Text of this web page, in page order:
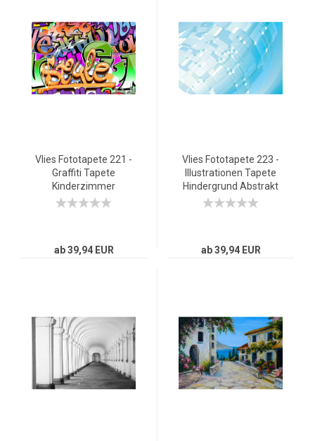
Vlies Fototapete 221 -
Graffiti Tapete
Kinderzimmer
Streetart Graffitti
ab 39,94 EUR
Vlies Fototapete 223 -
Illustrationen Tapete
Hindergrund Abstrakt
Türkis weiß
ab 39,94 EUR